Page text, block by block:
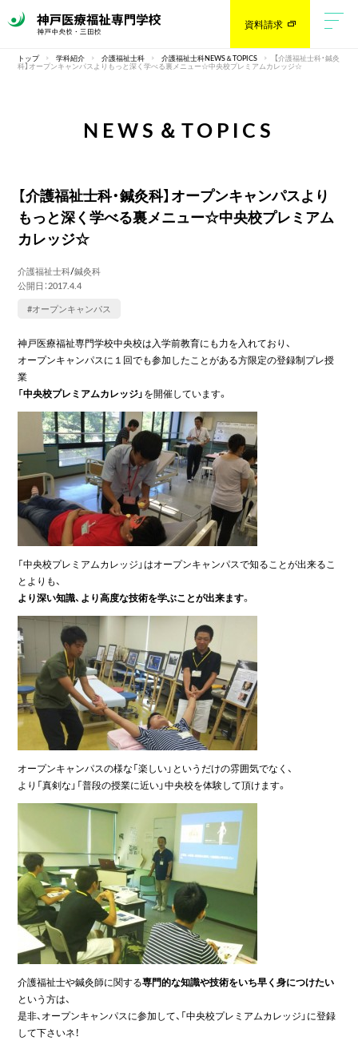
資料請求
トップ 学科紹介 介護福祉士科 介護福祉士科NEWS＆TOPICS 【介護福祉士科・鍼灸
科】オープンキャンパスよりもっと深く学べる裏メニュー☆中央校プレミアムカレッジ☆
NEWS＆TOPICS
【介護福祉士科・鍼灸科】オープンキャンパスより
もっと深く学べる裏メニュー☆中央校プレミアム
カレッジ☆
介護福祉士科/鍼灸科
公開日：2017.4.4
#オープンキャンパス
神戸医療福祉専門学校中央校は入学前教育にも力を入れており、
オープンキャンパスに１回でも参加したことがある方限定の登録制プレ授
業
「中央校プレミアムカレッジ」を開催しています。
「中央校プレミアムカレッジ」はオープンキャンパスで知ることが出来るこ
とよりも、
より深い知識、より高度な技術を学ぶことが出来ます。
オープンキャンパスの様な「楽しい」というだけの雰囲気でなく、
より「真剣な」「普段の授業に近い」中央校を体験して頂けます。
介護福祉士や鍼灸師に関する専門的な知識や技術をいち早く身につけたい
という方は、
是非、オープンキャンパスに参加して、「中央校プレミアムカレッジ」に登録
して下さいネ！